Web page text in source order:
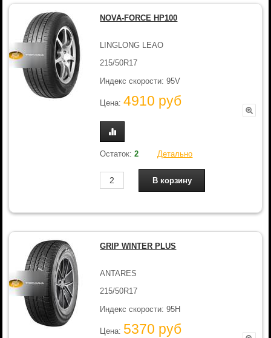
NOVA-FORCE HP100
LINGLONG LEAO
215/50R17
Индекс скорости: 95V
Цена:4910 руб
Остаток:2 Детально
GRIP WINTER PLUS
ANTARES
215/50R17
Индекс скорости: 95H
Цена: 5370 руб